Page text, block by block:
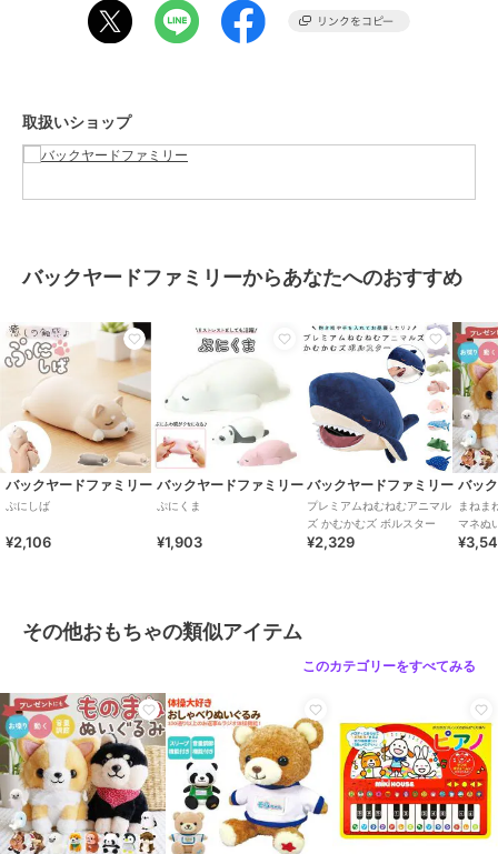
扱いの際は、商品やパッケージなどに記載されている品質表示、アテ
ンションタグ、ご使用上の注意事項などを必ずご確認下さい。本来の
【ご利用シーン】
プレゼント 贈り物 ギフト お返し 引っ越し祝い 新生活 お祝い 内祝い
ブランド バックヤードファミリー
ショップ バックヤードファミリー
商品カテゴリ ホビー・ゲーム ／
その他おもち
ゃ
カラー
バッドばつ丸、ハローキティ、シ
ナモロール、ポムポムプリン、マ
イメロディ、クロミ、ハンギョド
ンク、ミッフィーブルー、ミッフ
ワーYE、ミッフィーフラワーBL
サイズ ぬいぐるみ
取扱いショップ
バックヤードファミリーからあなたへのおすすめ
バックヤードファミリー
ぷにしば
¥2,106
バックヤードファミリー
ぷにくま
¥1,903
バックヤードファミリー
プレミアムねむねむアニマル
ズ かむかむズ ボルスター
¥2,329
バッ
まねま
マネぬ
その他おもちゃの類似アイテム
このカテゴリーをすべてみる